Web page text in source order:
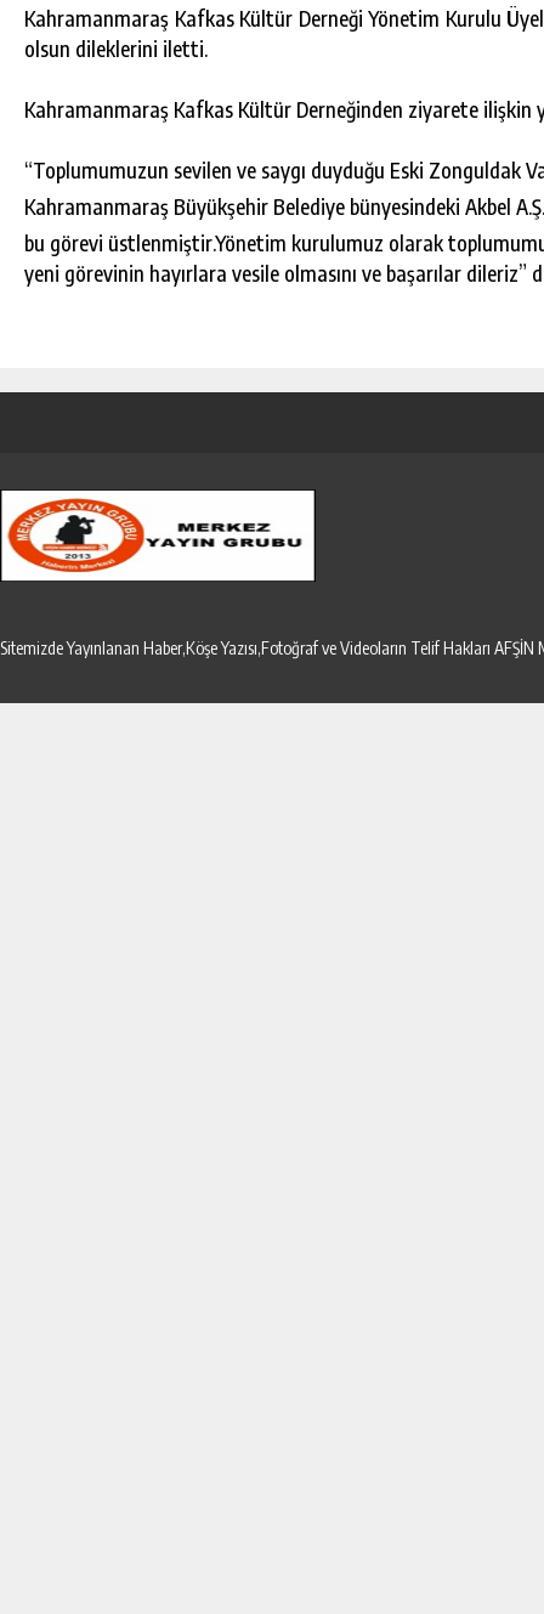
Kahramanmaraş Kafkas Kültür Derneği Yönetim Kurulu
olsun dileklerini iletti.
Kahramanmaraş Kafkas Kültür Derneğinden ziyarete ilişkin
“Toplumumuzun sevilen ve saygı duyduğu Eski Zonguldak
Kahramanmaraş Büyükşehir Belediye bünyesindeki Akbel
bu görevi üstlenmiştir.Yönetim kurulumuz olarak
yeni görevinin hayırlara vesile olmasını ve başarılar dileriz”
Sitemizde Yayınlanan Haber,Köşe Yazısı,Fotoğraf ve Videoların Telif Hakları